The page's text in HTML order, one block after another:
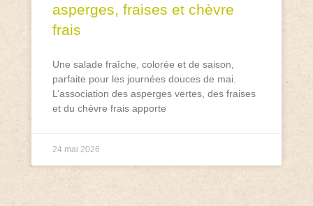
asperges, fraises et chèvre
frais
Une salade fraîche, colorée et de saison,
parfaite pour les journées douces de mai.
L’association des asperges vertes, des fraises
et du chèvre frais apporte
24 mai 2026